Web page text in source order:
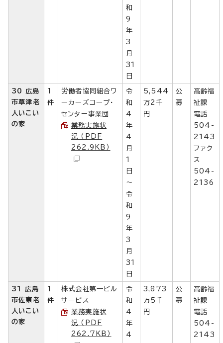
和
9
年
3
月
31
日
30 広島
市草津老
人いこい
の家
1
件
労働者協同組合ワ
ーカーズコープ・
センター事業団
業務実施状
況 （PDF
262.9KB）
令
和
4
年
4
月
1
日
～
令
和
9
年
3
月
31
日
5,544
万2千
円
公
募
高齢福
祉課
電話
504-
2143
ファク
ス
504-
2136
31 広島
市佐東老
人いこい
の家
1
件
株式会社第一ビル
サービス
業務実施状
況 （PDF
262.7KB）
令
和
4
年
4
3,873
万5千
円
公
募
高齢福
祉課
電話
504-
2143